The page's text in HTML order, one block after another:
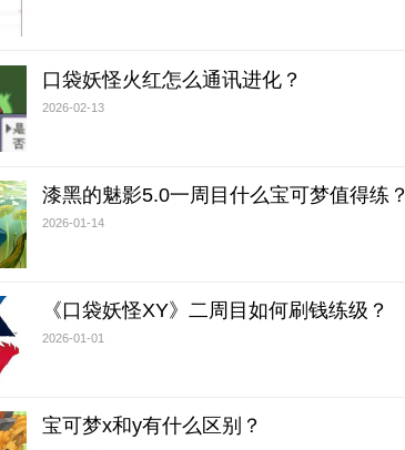
口袋妖怪火红怎么通讯进化？
2026-02-13
漆黑的魅影5.0一周目什么宝可梦值得练？
2026-01-14
《口袋妖怪XY》二周目如何刷钱练级？
2026-01-01
宝可梦x和y有什么区别？